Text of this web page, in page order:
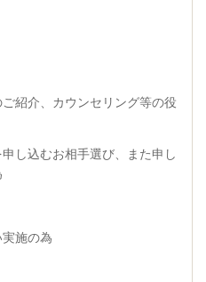
紹介、カウンセリング等の役
し込むお相手選び、また申し
施の為